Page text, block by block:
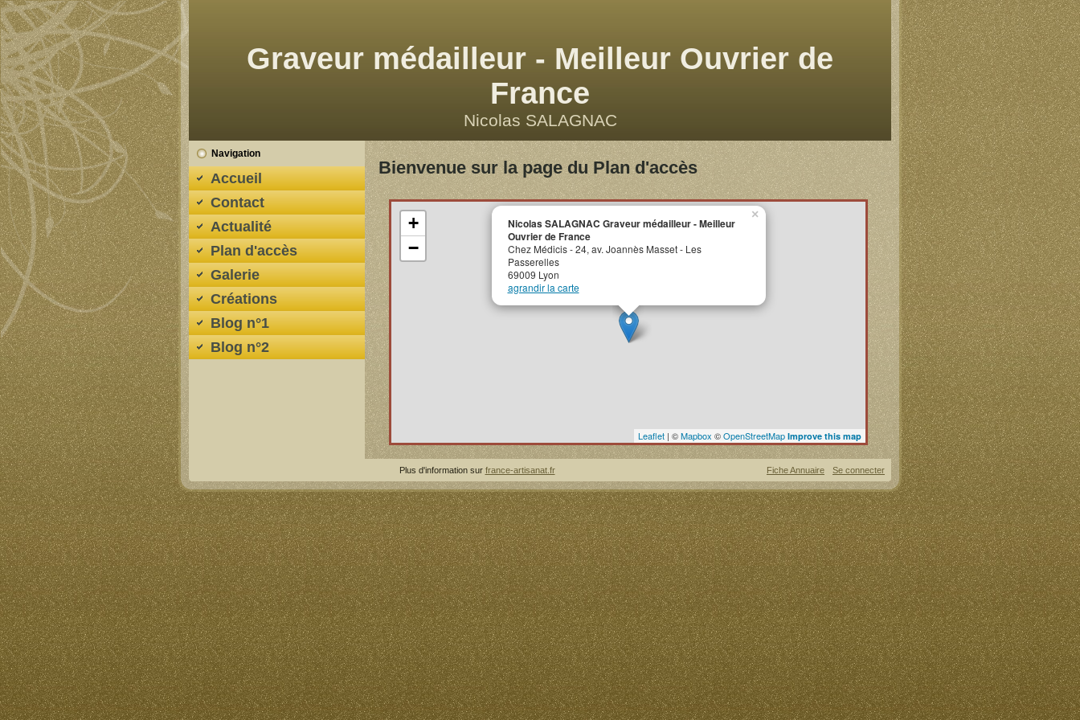
Graveur médailleur - Meilleur Ouvrier de
France
Nicolas SALAGNAC
Navigation
Accueil
Contact
Actualité
Plan d'accès
Galerie
Créations
Blog n°1
Blog n°2
Bienvenue sur la page du Plan d'accès
Nicolas SALAGNAC Graveur médailleur - Meilleur
Ouvrier de France
Chez Médicis - 24, av. Joannès Masset - Les
Passerelles
69009 Lyon
agrandir la carte
×
+
−
Leaflet| ©Mapbox ©OpenStreetMap Improve this map
Plus d'information sur france-artisanat.fr Se connecter
Fiche Annuaire